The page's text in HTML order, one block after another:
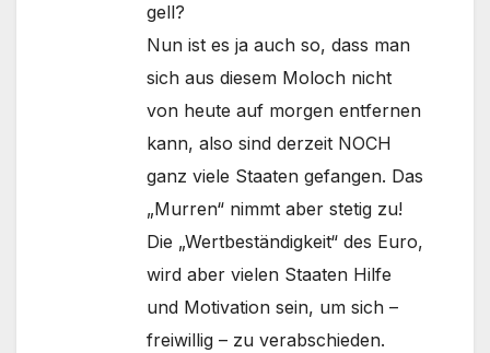
gell?
Nun ist es ja auch so, dass man
sich aus diesem Moloch nicht
von heute auf morgen entfernen
kann, also sind derzeit NOCH
ganz viele Staaten gefangen. Das
„Murren“ nimmt aber stetig zu!
Die „Wertbeständigkeit“ des Euro,
wird aber vielen Staaten Hilfe
und Motivation sein, um sich –
freiwillig – zu verabschieden.